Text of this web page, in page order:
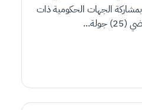
بمشاركة الجهات الحكومية ذات